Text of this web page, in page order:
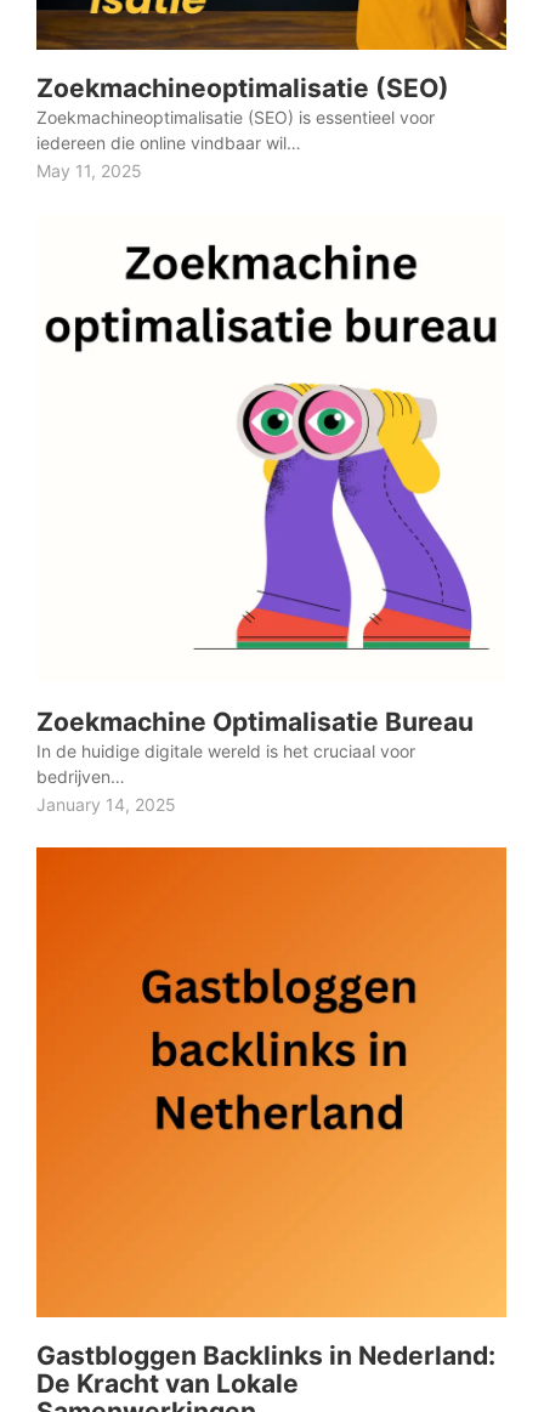
Zoekmachineoptimalisatie (SEO)
Zoekmachineoptimalisatie (SEO) is essentieel voor
iedereen die online vindbaar wil…
May 11, 2025
Zoekmachine Optimalisatie Bureau
In de huidige digitale wereld is het cruciaal voor
bedrijven…
January 14, 2025
Gastbloggen Backlinks in Nederland:
De Kracht van Lokale